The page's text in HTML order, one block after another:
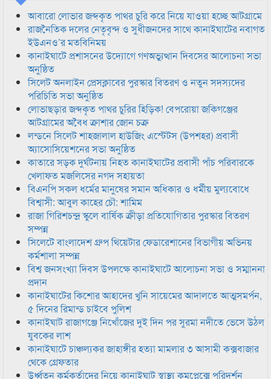
আবারো লোভার জব্দকৃত পাথর চুরি করে নিয়ে যাওয়া হচ্ছে আটগ্রামে
রাজনৈতিক দলের নেতৃবৃন্দ ও সুধীজনদের সাথে কানাইঘাটের নবাগত
ইউএনও’র মতবিনিময়
কানাইঘাটে প্রশাসনের উদ্যোগে গণঅভ্যুত্থান দিবসের আলোচনা সভা
অনুষ্ঠিত
সিলেট অনলাইন প্রেসক্লাবের পুরস্কার বিতরণ ও নতুন সদস্যদের
পরিচিতি সভা অনুষ্ঠিত
লোভাছড়ার জব্দকৃত পাথর চুরির হিড়িক! বেপরোয়া জকিগঞ্জের
আটগ্রামের অবৈধ ক্রাশার জোন চক্র
লন্ডনে সিলেট শাহজালাল হাউজিং এস্টেটস (উপশহর) প্রবাসী
অ্যাসোসিয়েশনের সভা অনুষ্ঠিত
কাতারে সড়ক দুর্ঘটনায় নিহত কানাইঘাটের প্রবাসী পাঁচ পরিবারকে
খেলাফত মজলিসের নগদ সহায়তা
বিএনপি সকল ধর্মের মানুষের সমান অধিকার ও ধর্মীয় মুল্যবোধে
বিশ্বাসী: আবুল কাহের চৌ: শামিম
রাজা গিরিশচন্দ্র স্কুলে বার্ষিক ক্রীড়া প্রতিযোগিতার পুরস্কার বিতরণ
সম্পন্ন
সিলেটে বাংলাদেশ গ্রুপ থিয়েটার ফেডারেশানের বিভাগীয় অভিনয়
কর্মশালা সম্পন্ন
বিশ্ব জনসংখ্যা দিবস উপলক্ষে কানাইঘাটে আলোচনা সভা ও সম্মাননা
প্রদান
কানাইঘাটের কিশোর আহাদের খুনি সায়েমের আদালতে আত্মসমর্পন,
৫ দিনের রিমান্ড চাইবে পুলিশ
কানাইঘাট রাজাগঞ্জে নিখোঁজের দুই দিন পর সুরমা নদীতে ভেসে উঠল
যুবকের লাশ
কানাইঘাটে চাঞ্চল্যকর জাহাঙ্গীর হত্যা মামলার ৩ আসামী কক্সবাজার
থেকে গ্রেফতার
উর্ধ্বতন কর্মকর্তাদের নিয়ে কানাইঘাট স্বাস্থ্য কমপ্লেক্সে পরিদর্শন